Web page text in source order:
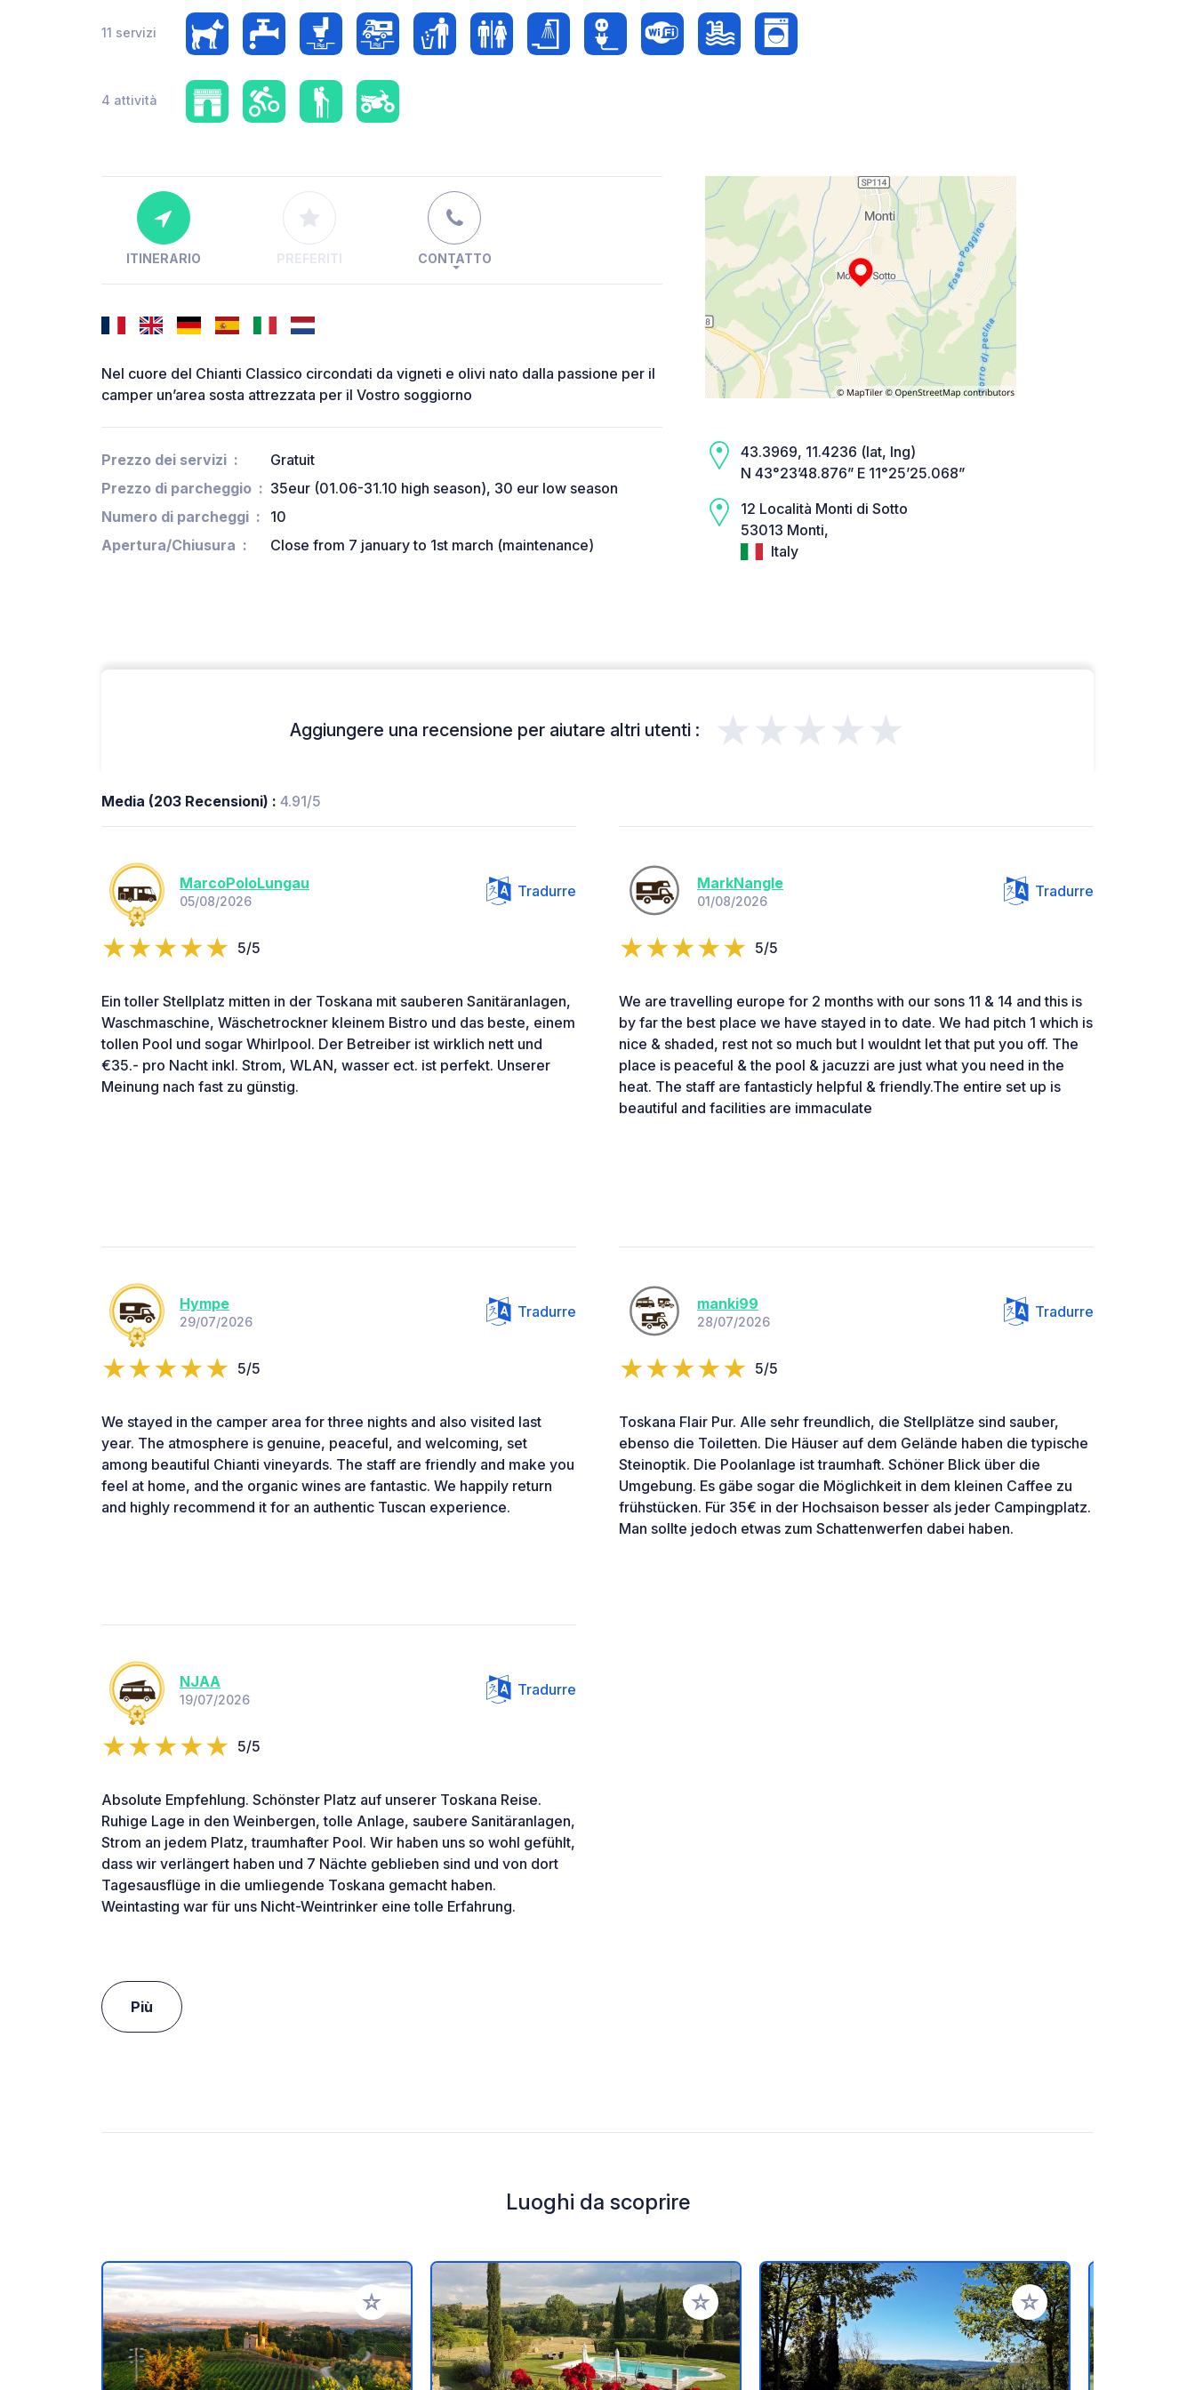
11 servizi
4 attività
ITINERARIO PREFERITI CONTATTO
Nel cuore del Chianti Classico circondati da vigneti e olivi nato dalla passione per il
camper un’area sosta attrezzata per il Vostro soggiorno
Prezzo dei servizi
Gratuit
Prezzo di parcheggio
35eur (01.06-31.10 high season), 30 eur low season
Numero di parcheggi
10
Apertura/Chiusura
Close from 7 january to 1st march (maintenance)
43.3969, 11.4236 (lat, lng)
N 43°23’48.876” E 11°25’25.068”
12 Località Monti di Sotto
53013 Monti,
Italy
Aggiungere una recensione per aiutare altri utenti : ★★★★★
Media (203 Recensioni) : 4.91/5
MarcoPoloLungau
05/08/2026
Tradurre
5/5
Ein toller Stellplatz mitten in der Toskana mit sauberen Sanitäranlagen,
Waschmaschine, Wäschetrockner kleinem Bistro und das beste, einem
tollen Pool und sogar Whirlpool. Der Betreiber ist wirklich nett und
€35.- pro Nacht inkl. Strom, WLAN, wasser ect. ist perfekt. Unserer
Meinung nach fast zu günstig.
MarkNangle
01/08/2026
Tradurre
5/5
We are travelling europe for 2 months with our sons 11 & 14 and this is
by far the best place we have stayed in to date. We had pitch 1 which is
nice & shaded, rest not so much but I wouldnt let that put you off. The
place is peaceful & the pool & jacuzzi are just what you need in the
heat. The staff are fantasticly helpful & friendly.The entire set up is
beautiful and facilities are immaculate
Hympe
29/07/2026
Tradurre
5/5
We stayed in the camper area for three nights and also visited last
year. The atmosphere is genuine, peaceful, and welcoming, set
among beautiful Chianti vineyards. The staff are friendly and make you
feel at home, and the organic wines are fantastic. We happily return
and highly recommend it for an authentic Tuscan experience.
manki99
28/07/2026
Tradurre
5/5
Toskana Flair Pur. Alle sehr freundlich, die Stellplätze sind sauber,
ebenso die Toiletten. Die Häuser auf dem Gelände haben die typische
Steinoptik. Die Poolanlage ist traumhaft. Schöner Blick über die
Umgebung. Es gäbe sogar die Möglichkeit in dem kleinen Caffee zu
frühstücken. Für 35€ in der Hochsaison besser als jeder Campingplatz.
Man sollte jedoch etwas zum Schattenwerfen dabei haben.
NJAA
19/07/2026
Tradurre
5/5
Absolute Empfehlung. Schönster Platz auf unserer Toskana Reise.
Ruhige Lage in den Weinbergen, tolle Anlage, saubere Sanitäranlagen,
Strom an jedem Platz, traumhafter Pool. Wir haben uns so wohl gefühlt,
dass wir verlängert haben und 7 Nächte geblieben sind und von dort
Tagesausflüge in die umliegende Toskana gemacht haben.
Weintasting war für uns Nicht-Weintrinker eine tolle Erfahrung.
Più
Luoghi da scoprire
Aggiungi ai tuoi preferiti Aggiungi ai tuoi preferiti Aggiungi ai tuoi preferiti